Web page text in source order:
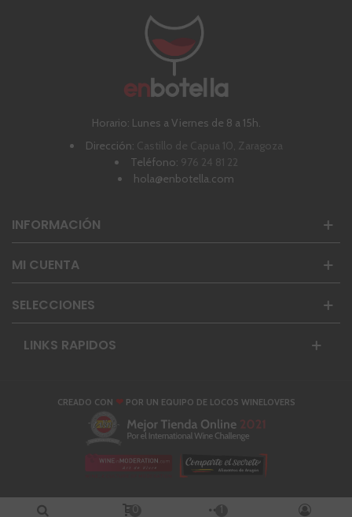
Horario: Lunes a Viernes de 8 a 15h.
Dirección: Castillo de Capua 10, Zaragoza
Teléfono: 976 24 81 22
hola@enbotella.com
INFORMACIÓN
MI CUENTA
SELECCIONES
LINKS RAPIDOS
CREADO CON ❤POR UN EQUIPO DE LOCOS WINELOVERS
0